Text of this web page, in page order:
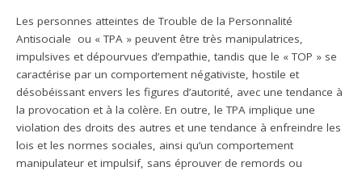
Les personnes atteintes de Trouble de la Personnalité
Antisociale ou « TPA » peuvent être très manipulatrices,
impulsives et dépourvues d’empathie, tandis que le « TOP » se
caractérise par un comportement négativiste, hostile et
désobéissant envers les figures d’autorité, avec une tendance à
la provocation et à la colère. En outre, le TPA implique une
violation des droits des autres et une tendance à enfreindre les
lois et les normes sociales, ainsi qu’un comportement
manipulateur et impulsif, sans éprouver de remords ou